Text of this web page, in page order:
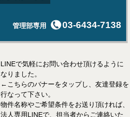
管理部専用 03-6434-7138
LINEで気軽にお問い合わせ頂けるように
なりました。
←こちらのバナーをタップし、友達登録を
行なって下さい。
物件名称やご希望条件をお送り頂ければ、
法人専用LINEで、担当者からご連絡いた